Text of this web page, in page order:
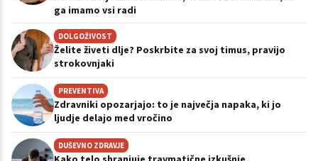
ga imamo vsi radi
DOLGOŽIVOST
Želite živeti dlje? Poskrbite za svoj timus, pravijo
strokovnjaki
PREVENTIVA
Zdravniki opozarjajo: to je največja napaka, ki jo
ljudje delajo med vročino
DUŠEVNO ZDRAVJE